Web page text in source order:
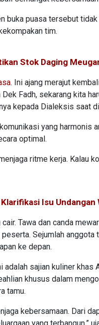
buka puasa tersebut
tim.
Stok Daging
. Ini ajang merajut
Fadh, sekarang kita
kepada Dialeksis saat
yang
optimal.
ritme kerja. Kalau
Isu Undangan
Tawa dan canda
peserta. Sejumlah
ke depan.
adalah sajian kuliner
khusus dalam
tamu.
kebersamaan. Dari